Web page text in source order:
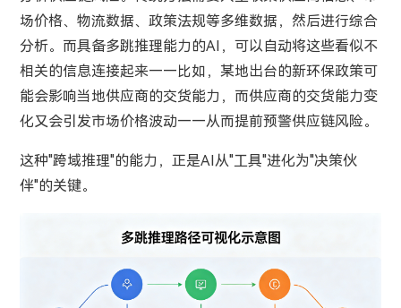
场价格、物流数据、政策法规等多维数据，然后进行综合
分析。而具备多跳推理能力的AI，可以自动将这些看似不
相关的信息连接起来——比如，某地出台的新环保政策可
能会影响当地供应商的交货能力，而供应商的交货能力变
化又会引发市场价格波动——从而提前预警供应链风险。
这种"跨域推理"的能力，正是AI从"工具"进化为"决策伙
伴"的关键。